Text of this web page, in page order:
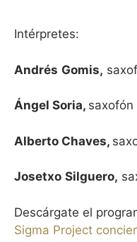
Intérpretes:
Andrés Gomis,
Ángel Soria, saxofón
Alberto Chaves,
Josetxo Silguero,
Descárgate el
Sigma Project